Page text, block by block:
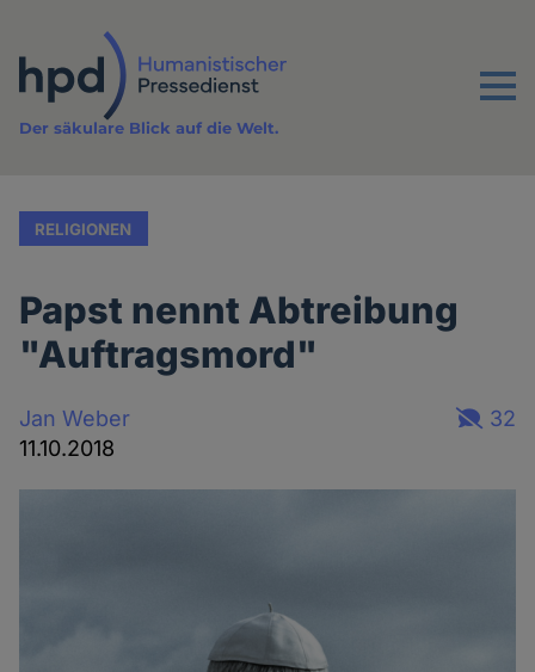
Inhalt
Menu
Der säkulare Blick auf die Welt.
RELIGIONEN
Papst nennt Abtreibung
"Auftragsmord"
Jan Weber
11.10.2018
32